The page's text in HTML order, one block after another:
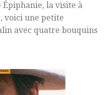
la visite à
voici une petite
avec quatre bouquins